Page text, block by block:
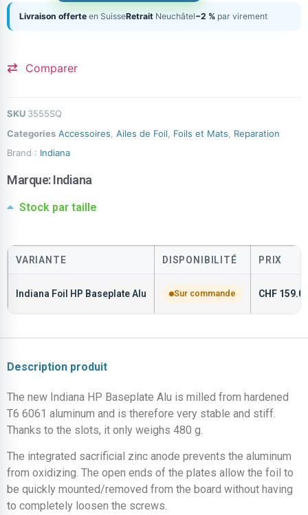
Livraison offerte en SuisseRetrait Neuchâtel−2 % par virement
Comparer
SKU 3555SQ
Categories Accessoires Ailes de Foil Foils et Mats
Reparation
Brand : Indiana
Marque:Indiana
Stock par taille
VARIANTE DISPONIBILITÉ PRIX
Indiana Foil HP Baseplate Alu Sur commande CHF
Description produit
The new Indiana HP Baseplate Alu is milled from hardened
T6 6061 aluminum and is therefore very stable and stiff.
Thanks to the slots, it only weighs 480 g.
The integrated sacrificial zinc anode prevents the aluminum
from oxidizing. The open ends of the plates allow the foil to
be quickly mounted/removed from the board without having
to completely loosen the screws.